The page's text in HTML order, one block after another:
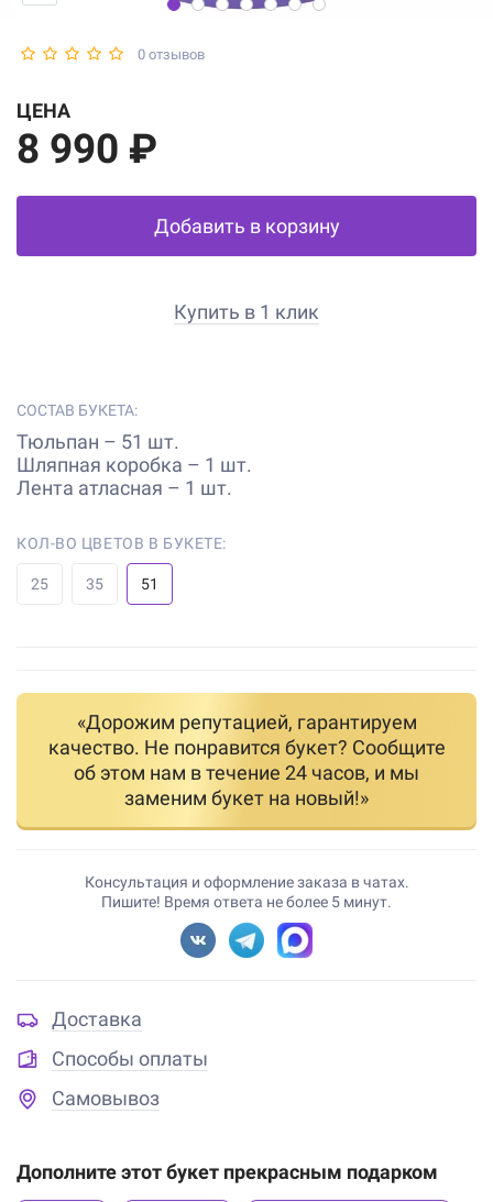
0 отзывов
ЦЕНА
8 990 ₽
Добавить в корзину
Купить в 1 клик
СОСТАВ БУКЕТА:
Тюльпан – 51 шт.
Шляпная коробка – 1 шт.
Лента атласная – 1 шт.
КОЛ-ВО ЦВЕТОВ В БУКЕТЕ:
25 35 51
«Дорожим репутацией, гарантируем
качество. Не понравится букет? Сообщите
об этом нам в течение 24 часов, и мы
заменим букет на новый!»
Консультация и оформление заказа в чатах.
Пишите! Время ответа не более 5 минут.
Доставка
Способы оплаты
Самовывоз
Дополните этот букет прекрасным подарком